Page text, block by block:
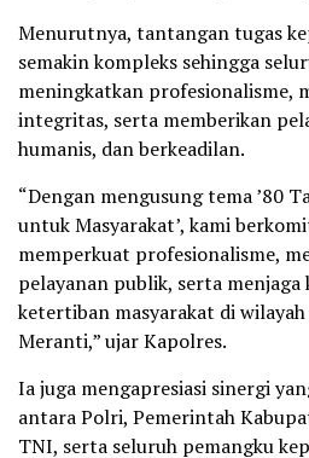
Menurutnya, tantangan tugas
semakin kompleks sehingga
meningkatkan profesionalisme,
integritas, serta memberikan
humanis, dan berkeadilan.
“Dengan mengusung tema ’80
untuk Masyarakat’, kami
memperkuat profesionalisme,
pelayanan publik, serta menjaga
ketertiban masyarakat di
Meranti,” ujar Kapolres.
Ia juga mengapresiasi sinergi
antara Polri, Pemerintah
TNI, serta seluruh pemangku